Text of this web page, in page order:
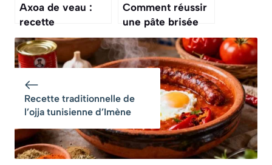
Axoa de veau :
recette
savoureuse du
Pays basque
Comment réussir
une pâte brisée
maison sans
beurre ?
Recette traditionnelle de
l’ojja tunisienne d’Imène